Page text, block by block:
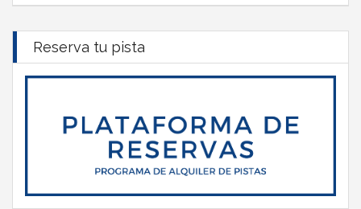
Reserva tu pista